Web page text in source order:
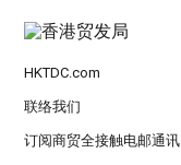
HKTDC.com
联络我们
订阅商贸全接触电邮通讯